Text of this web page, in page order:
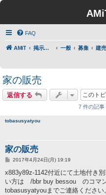
FAQ
AMiT 掲示板トップ 一般 募集
家の販売
返信する
7 件の記事
tobasusyatyou
家の販売
投
記
2017年4月24日(月) 19:19
x883y89z-1142付近にて土地付き
い方は /bbr buy bessou のコマ
tobasusyatyouまでご連絡くださ